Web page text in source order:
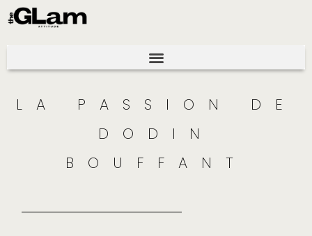
LA PASSION DE
DODIN
BOUFFANT